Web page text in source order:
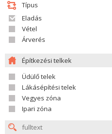
Típus
Eladás
Vétel
Árverés
Építkezési telkek
Üdülő telek
Lákásépítési telek
Vegyes zóna
Ipari zóna